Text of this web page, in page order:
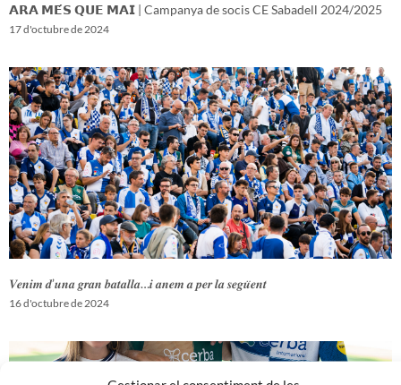
𝗔𝗥𝗔 𝗠𝗘́𝗦 𝗤𝗨𝗘 𝗠𝗔𝗜 | Campanya de socis CE Sabadell 2024/2025
17 d'octubre de 2024
𝑽𝒆𝒏𝒊𝒎 𝒅’𝒖𝒏𝒂 𝒈𝒓𝒂𝒏 𝒃𝒂𝒕𝒂𝒍𝒍𝒂…𝒊 𝒂𝒏𝒆𝒎 𝒂 𝒑𝒆𝒓 𝒍𝒂 𝒔𝒆𝒈𝒖̈𝒆𝒏𝒕
16 d'octubre de 2024